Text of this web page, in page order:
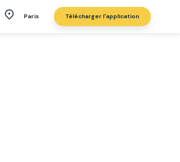
Paris Télécharger l'application